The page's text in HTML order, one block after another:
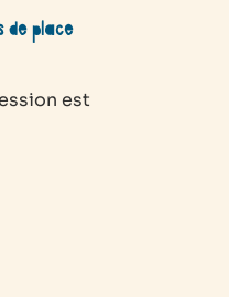
de place
est